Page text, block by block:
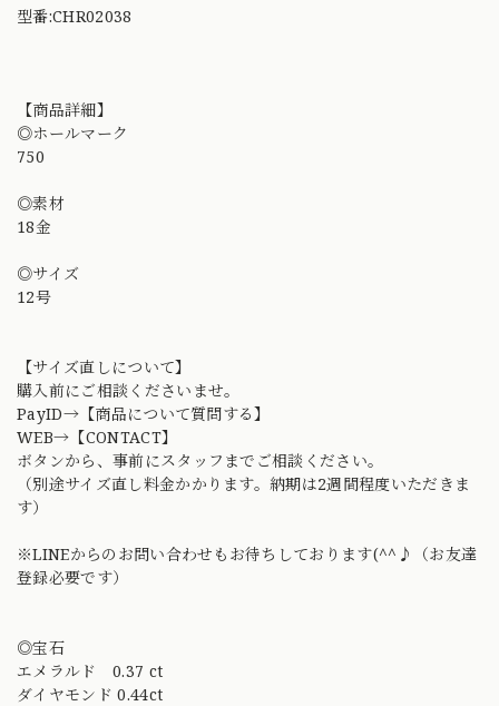
型番:CHR02038
【商品詳細】
◎ホールマーク
750
◎素材
18金
◎サイズ
12号
【サイズ直しについて】
購入前にご相談くださいませ。
PayID→【商品について質問する】
WEB→【CONTACT】
ボタンから、事前にスタッフまでご相談ください。
（別途サイズ直し料金かかります。納期は2週間程度いただきま
す）
※LINEからのお問い合わせもお待ちしております(^^♪（お友達
登録必要です）
◎宝石
エメラルド 0.37 ct
ダイヤモンド 0.44ct